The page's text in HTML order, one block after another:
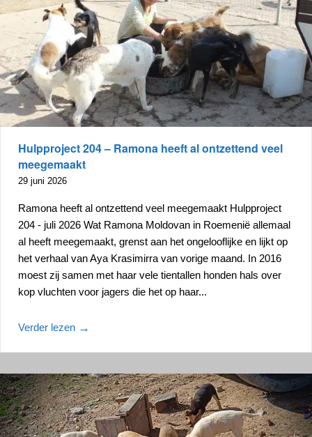
Hulpproject 204 – Ramona heeft al ontzettend veel
meegemaakt
29 juni 2026
Ramona heeft al ontzettend veel meegemaakt Hulpproject
204 - juli 2026 Wat Ramona Moldovan in Roemenië allemaal
al heeft meegemaakt, grenst aan het ongelooflijke en lijkt op
het verhaal van Aya Krasimirra van vorige maand. In 2016
moest zij samen met haar vele tientallen honden hals over
kop vluchten voor jagers die het op haar...
Verder lezen →